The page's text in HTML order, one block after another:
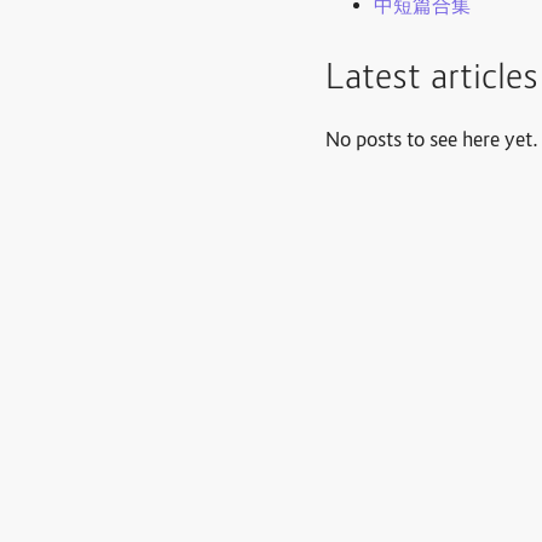
中短篇合集
Latest
No posts to see here yet.